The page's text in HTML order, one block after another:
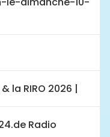
la RIRO 2026 |
Radio